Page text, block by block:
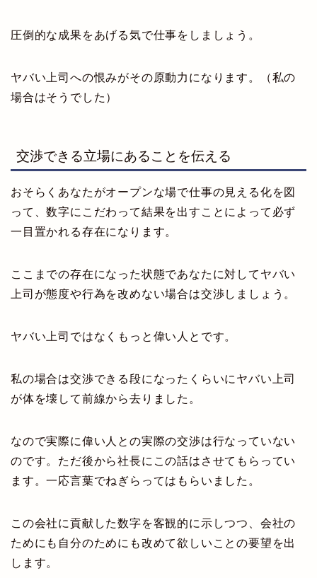
圧倒的な成果をあげる気で仕事をしましょう。
ヤバい上司への恨みがその原動力になります。（私の
場合はそうでした）
交渉できる立場にあることを伝える
おそらくあなたがオープンな場で仕事の見える化を図
って、数字にこだわって結果を出すことによって必ず
一目置かれる存在になります。
ここまでの存在になった状態であなたに対してヤバい
上司が態度や行為を改めない場合は交渉しましょう。
ヤバい上司ではなくもっと偉い人とです。
私の場合は交渉できる段になったくらいにヤバい上司
が体を壊して前線から去りました。
なので実際に偉い人との実際の交渉は行なっていない
のです。ただ後から社長にこの話はさせてもらってい
ます。一応言葉でねぎらってはもらいました。
この会社に貢献した数字を客観的に示しつつ、会社の
ためにも自分のためにも改めて欲しいことの要望を出
します。